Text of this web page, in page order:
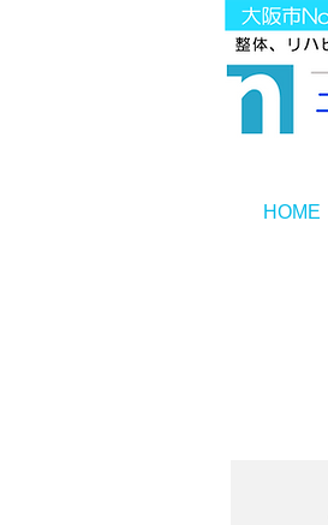
HOME